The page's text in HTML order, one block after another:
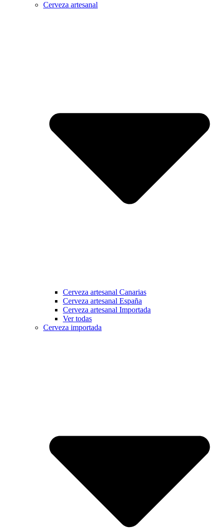
Cerveza artesanal
Cerveza artesanal Canarias
Cerveza artesanal España
Cerveza artesanal Importada
Ver todas
Cerveza importada